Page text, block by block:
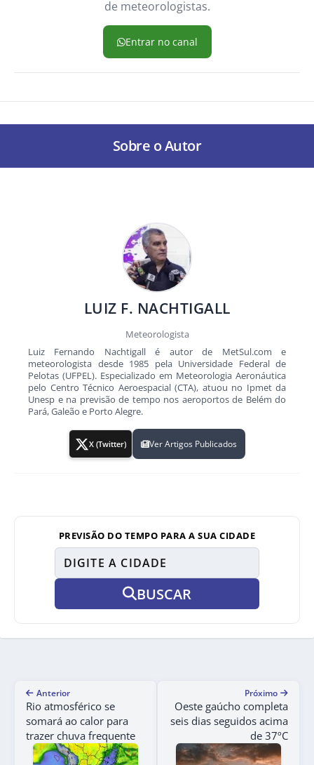
de meteorologistas.
Entrar no canal
Sobre o Autor
LUIZ F. NACHTIGALL
Meteorologista
Luiz Fernando Nachtigall é autor de MetSul.com e
meteorologista desde 1985 pela Universidade Federal de
Pelotas (UFPEL). Especializado em Meteorologia Aeronáutica
pelo Centro Técnico Aeroespacial (CTA), atuou no Ipmet da
Unesp e na previsão de tempo nos aeroportos de Belém do
Pará, Galeão e Porto Alegre.
X (Twitter) Ver Artigos Publicados
PREVISÃO DO TEMPO PARA A SUA CIDADE
BUSCAR
Anterior
Rio atmosférico se
somará ao calor para
trazer chuva frequente
Próximo
Oeste gaúcho completa
seis dias seguidos acima
de 37ºC